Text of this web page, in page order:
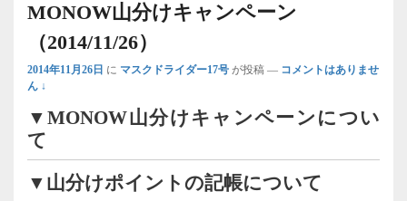
MONOW山分けキャンペーン
（2014/11/26）
2014年11月26日 に マスクドライダー17号 が投稿 — コメントはありませ
ん ↓
▼MONOW山分けキャンペーンについ
て
▼山分けポイントの記帳について